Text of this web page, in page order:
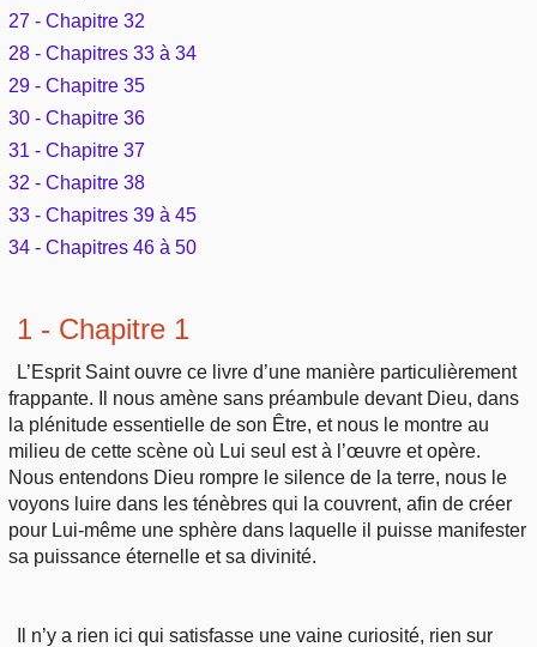
27 - Chapitre 32
28 - Chapitres 33 à 34
29 - Chapitre 35
30 - Chapitre 36
31 - Chapitre 37
32 - Chapitre 38
33 - Chapitres 39 à 45
34 - Chapitres 46 à 50
1 - Chapitre 1
L’Esprit Saint ouvre ce livre d’une manière particulièrement
frappante. Il nous amène sans préambule devant Dieu, dans
la plénitude essentielle de son Être, et nous le montre au
milieu de cette scène où Lui seul est à l’œuvre et opère.
Nous entendons Dieu rompre le silence de la terre, nous le
voyons luire dans les ténèbres qui la couvrent, afin de créer
pour Lui-même une sphère dans laquelle il puisse manifester
sa puissance éternelle et sa divinité.
Il n’y a rien ici qui satisfasse une vaine curiosité, rien sur